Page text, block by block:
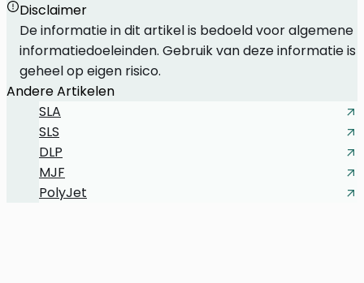
Disclaimer
De informatie in dit artikel is bedoeld voor algemene
informatiedoeleinden. Gebruik van deze informatie is
geheel op eigen risico.
Andere Artikelen
SLA
SLS
DLP
MJF
PolyJet